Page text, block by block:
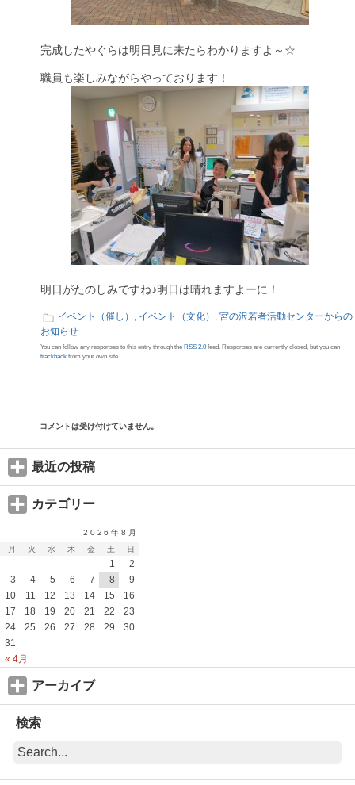
完成したやぐらは明日見に来たらわかりますよ～☆
職員も楽しみながらやっております！
明日がたのしみですね♪明日は晴れますよーに！
イベント（催し） , イベント（文化） , 宮の沢若者活動センターからの
お知らせ
You can follow any responses to this entry through the RSS 2.0 feed. Responses are currently closed, but you can
trackback from your own site.
コメントは受け付けていません。
最近の投稿
カテゴリー
2026年8月
月
火 水 木 金 土 日
« 4月
1
2
3
4 5 6 7 8
9
10
11 12 13 14 15
16
17
18 19 20 21 22
23
24
25 26 27 28 29
30
31
アーカイブ
検索